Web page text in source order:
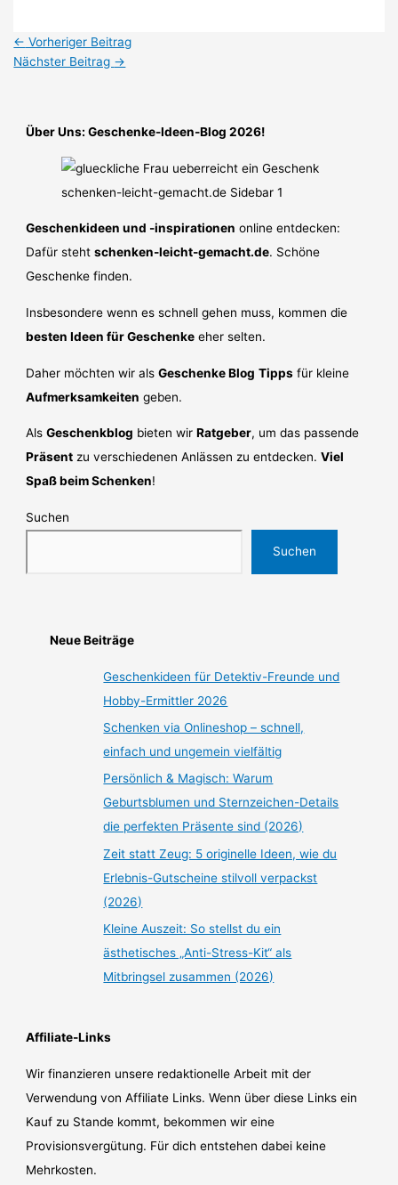
← Vorheriger Beitrag
Nächster Beitrag →
Über Uns: Geschenke-Ideen-Blog 2026!
Geschenkideen und -inspirationen online entdecken:
Dafür stehtschenken-leicht-gemacht.de. Schöne
Geschenke finden.
Insbesondere wenn es schnell gehen muss, kommen die
besten Ideen für Geschenke eher selten.
Daher möchten wir alsGeschenke Blog Tipps für kleine
Aufmerksamkeiten geben.
AlsGeschenkblog bieten wirRatgeber, um das passende
Präsent zu verschiedenen Anlässen zu entdecken.Viel
Spaß beim Schenken!
Suchen
Suchen
Neue Beiträge
Geschenkideen für Detektiv-Freunde und
Hobby-Ermittler 2026
Schenken via Onlineshop – schnell,
einfach und ungemein vielfältig
Persönlich & Magisch: Warum
Geburtsblumen und Sternzeichen-Details
die perfekten Präsente sind (2026)
Zeit statt Zeug: 5 originelle Ideen, wie du
Erlebnis-Gutscheine stilvoll verpackst
(2026)
Kleine Auszeit: So stellst du ein
ästhetisches „Anti-Stress-Kit“ als
Mitbringsel zusammen (2026)
Affiliate-Links
Wir finanzieren unsere redaktionelle Arbeit mit der
Verwendung von Affiliate Links. Wenn über diese Links ein
Kauf zu Stande kommt, bekommen wir eine
Provisionsvergütung. Für dich entstehen dabei keine
Mehrkosten.